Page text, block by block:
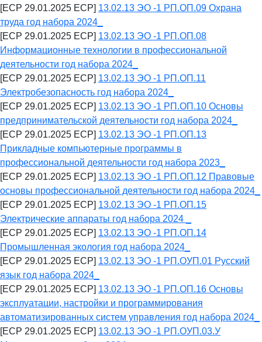
[ECP 29.01.2025 ECP] 13.02.13 ЭО -1 РП.ОП.09 Охрана
труда год набора 2024_
[ECP 29.01.2025 ECP] 13.02.13 ЭО -1 РП.ОП.08
Информационные технологии в профессиональной
деятельности год набора 2024_
[ECP 29.01.2025 ECP] 13.02.13 ЭО -1 РП.ОП.11
Электробезопасность год набора 2024_
[ECP 29.01.2025 ECP] 13.02.13 ЭО -1 РП.ОП.10 Основы
предпринимательской деятельности год набора 2024_
[ECP 29.01.2025 ECP] 13.02.13 ЭО -1 РП.ОП.13
Прикладные компьютерные программы в
профессиональной деятельности год набора 2023_
[ECP 29.01.2025 ECP] 13.02.13 ЭО -1 РП.ОП.12 Правовые
основы профессиональной деятельности год набора 2024_
[ECP 29.01.2025 ECP] 13.02.13 ЭО -1 РП.ОП.15
Электрические аппараты год набора 2024 _
[ECP 29.01.2025 ECP] 13.02.13 ЭО -1 РП.ОП.14
Промышленная экология год набора 2024_
[ECP 29.01.2025 ECP] 13.02.13 ЭО -1 РП.ОУП.01 Русский
язык год набора 2024_
[ECP 29.01.2025 ECP] 13.02.13 ЭО -1 РП.ОП.16 Основы
эксплуатации, настройки и программирования
автоматизированных систем управления год набора 2024_
[ECP 29.01.2025 ECP] 13.02.13 ЭО -1 РП.ОУП.03.У